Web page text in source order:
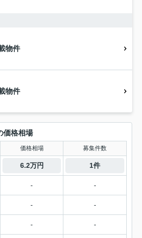
物件
物件
価格相場
価格相場 募集件数
6.2万円 1件
- -
- -
- -